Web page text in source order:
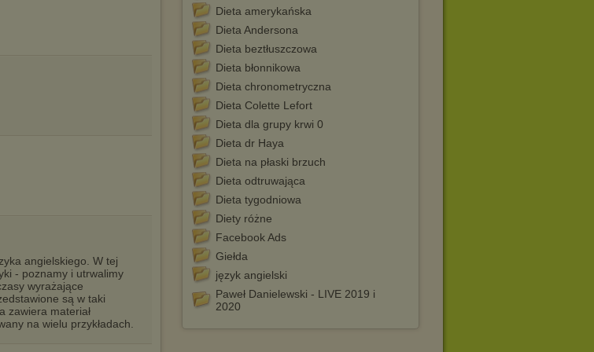
zmiany ustawień przeglądarki internetowej w
przechowywanie plików cookies na
Można również usunąć pliki cookies,
zmian w ustawieniach przeglądarki
na ten temat znajdziesz pod adresem
Dieta amerykańska
Dieta Andersona
Dieta beztłuszczowa
Dieta błonnikowa
Dieta chronometryczna
Dieta Colette Lefort
Dieta dla grupy krwi 0
Dieta dr Haya
Dieta na płaski brzuch
Dieta odtruwająca
Dieta tygodniowa
Diety różne
Facebook Ads
Giełda
język angielski
Paweł Danielewski - LIVE 2019 i
2020
angielskiego. W tej
- poznamy i utrwalimy
wyrażające
są w taki
zawiera materiał
na wielu przykładach.